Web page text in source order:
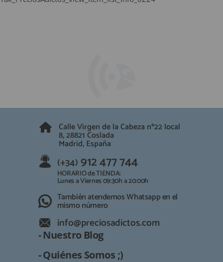
Calle Virgen de la Cabeza nº22 local
8, 28821 Coslada
Madrid, España
(+34) 912 477 744
HORARIO de TIENDA:
Lunes a Viernes 09:30h a 20:00h
También atendemos Whatsapp en el
mismo número
info@preciosadictos.com
- Nuestro Blog
- Quiénes Somos ;)